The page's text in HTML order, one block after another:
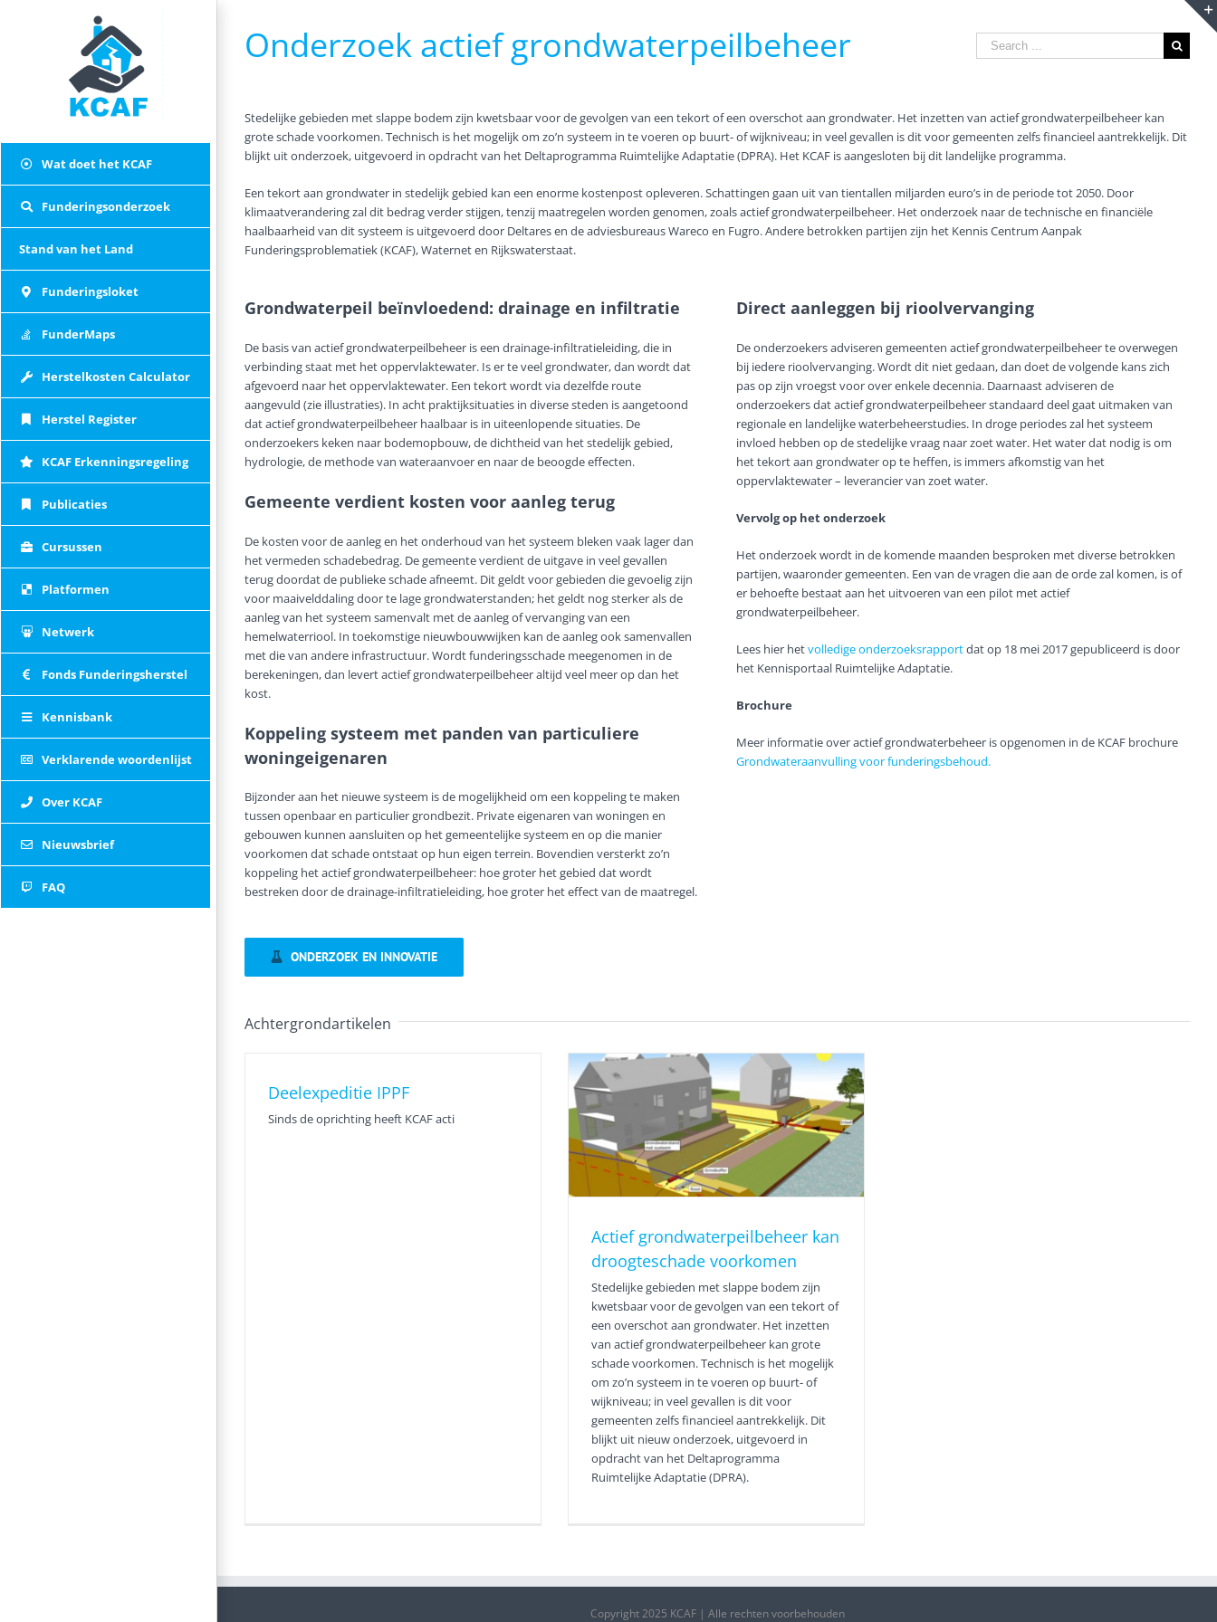
Wat doet het KCAF
Funderingsonderzoek
Stand van het Land
Funderingsloket
FunderMaps
Herstelkosten Calculator
Herstel Register
KCAF Erkenningsregeling
Publicaties
Cursussen
Platformen
Netwerk
Fonds Funderingsherstel
Kennisbank
Verklarende woordenlijst
Over KCAF
Nieuwsbrief
FAQ
Onderzoek actief grondwaterpeilbeheer
Search
for:
Stedelijke gebieden met slappe bodem zijn kwetsbaar voor de gevolgen van een tekort of een overschot aan grondwater. Het inzetten van actief grondwaterpeilbeheer kan
grote schade voorkomen. Technisch is het mogelijk om zo’n systeem in te voeren op buurt- of wijkniveau; in veel gevallen is dit voor gemeenten zelfs financieel aantrekkelijk. Dit
blijkt uit onderzoek, uitgevoerd in opdracht van het Deltaprogramma Ruimtelijke Adaptatie (DPRA). Het KCAF is aangesloten bij dit landelijke programma.
Een tekort aan grondwater in stedelijk gebied kan een enorme kostenpost opleveren. Schattingen gaan uit van tientallen miljarden euro’s in de periode tot 2050. Door
klimaatverandering zal dit bedrag verder stijgen, tenzij maatregelen worden genomen, zoals actief grondwaterpeilbeheer. Het onderzoek naar de technische en financiële
haalbaarheid van dit systeem is uitgevoerd door Deltares en de adviesbureaus Wareco en Fugro. Andere betrokken partijen zijn het Kennis Centrum Aanpak
Funderingsproblematiek (KCAF), Waternet en Rijkswaterstaat.
Grondwaterpeil beïnvloedend: drainage en infiltratie
De basis van actief grondwaterpeilbeheer is een drainage-infiltratieleiding, die in
verbinding staat met het oppervlaktewater. Is er te veel grondwater, dan wordt dat
afgevoerd naar het oppervlaktewater. Een tekort wordt via dezelfde route
aangevuld (zie illustraties). In acht praktijksituaties in diverse steden is aangetoond
dat actief grondwaterpeilbeheer haalbaar is in uiteenlopende situaties. De
onderzoekers keken naar bodemopbouw, de dichtheid van het stedelijk gebied,
hydrologie, de methode van wateraanvoer en naar de beoogde effecten.
Gemeente verdient kosten voor aanleg terug
De kosten voor de aanleg en het onderhoud van het systeem bleken vaak lager dan
het vermeden schadebedrag. De gemeente verdient de uitgave in veel gevallen
terug doordat de publieke schade afneemt. Dit geldt voor gebieden die gevoelig zijn
voor maaivelddaling door te lage grondwaterstanden; het geldt nog sterker als de
aanleg van het systeem samenvalt met de aanleg of vervanging van een
hemelwaterriool. In toekomstige nieuwbouwwijken kan de aanleg ook samenvallen
met die van andere infrastructuur. Wordt funderingsschade meegenomen in de
berekeningen, dan levert actief grondwaterpeilbeheer altijd veel meer op dan het
kost.
Koppeling systeem met panden van particuliere
woningeigenaren
Bijzonder aan het nieuwe systeem is de mogelijkheid om een koppeling te maken
tussen openbaar en particulier grondbezit. Private eigenaren van woningen en
gebouwen kunnen aansluiten op het gemeentelijke systeem en op die manier
voorkomen dat schade ontstaat op hun eigen terrein. Bovendien versterkt zo’n
koppeling het actief grondwaterpeilbeheer: hoe groter het gebied dat wordt
bestreken door de drainage-infiltratieleiding, hoe groter het effect van de maatregel.
Direct aanleggen bij rioolvervanging
De onderzoekers adviseren gemeenten actief grondwaterpeilbeheer te overwegen
bij iedere rioolvervanging. Wordt dit niet gedaan, dan doet de volgende kans zich
pas op zijn vroegst voor over enkele decennia. Daarnaast adviseren de
onderzoekers dat actief grondwaterpeilbeheer standaard deel gaat uitmaken van
regionale en landelijke waterbeheerstudies. In droge periodes zal het systeem
invloed hebben op de stedelijke vraag naar zoet water. Het water dat nodig is om
het tekort aan grondwater op te heffen, is immers afkomstig van het
oppervlaktewater – leverancier van zoet water.
Vervolg op het onderzoek
Het onderzoek wordt in de komende maanden besproken met diverse betrokken
partijen, waaronder gemeenten. Een van de vragen die aan de orde zal komen, is of
er behoefte bestaat aan het uitvoeren van een pilot met actief
grondwaterpeilbeheer.
Lees hier hetvolledige onderzoeksrapportdat op 18 mei 2017 gepubliceerd is door
het Kennisportaal Ruimtelijke Adaptatie.
Brochure
Meer informatie over actief grondwaterbeheer is opgenomen in de KCAF brochure
Grondwateraanvulling voor funderingsbehoud.
ONDERZOEK EN INNOVATIE
Achtergrondartikelen
Deelexpeditie IPPF
Sinds de oprichting heeft KCAF acti
Actief grondwaterpeilbeheer kan
droogteschade voorkomen
Actief grondwaterpeilbeheer kan
droogteschade voorkomen
Stedelijke gebieden met slappe bodem zijn
kwetsbaar voor de gevolgen van een tekort of
een overschot aan grondwater. Het inzetten
van actief grondwaterpeilbeheer kan grote
schade voorkomen. Technisch is het mogelijk
om zo’n systeem in te voeren op buurt- of
wijkniveau; in veel gevallen is dit voor
gemeenten zelfs financieel aantrekkelijk. Dit
blijkt uit nieuw onderzoek, uitgevoerd in
opdracht van het Deltaprogramma
Ruimtelijke Adaptatie (DPRA).
Copyright 2025 KCAF | Alle rechten voorbehouden